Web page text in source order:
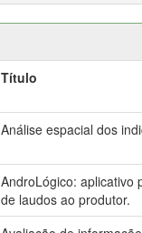
Título
Análise espacial dos
AndroLógico: aplicativo
de laudos ao produtor.